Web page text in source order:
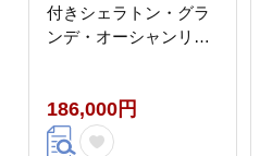
付きシェラトン・グラ
ンデ・オーシャンリゾ
186,000円